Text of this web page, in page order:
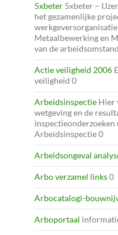
5xbeter 5xbeter –
het gezamenlijke
Metaalbewerking en
van de
Actie veiligheid 2006
veiligheid 0
Arbeidsinspectie Hier
wetgeving en de
Arbeidsinspectie 0
Arbeidsongeval
Arbo verzamel links0
Arbocatalogi-
Arboportaal